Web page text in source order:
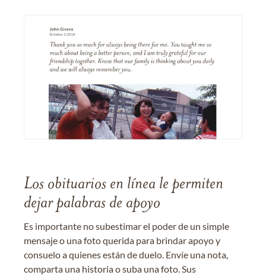
Los obituarios en línea le permiten
dejar palabras de apoyo
Es importante no subestimar el poder de un simple
mensaje o una foto querida para brindar apoyo y
consuelo a quienes están de duelo. Envíe una nota,
comparta una historia o suba una foto. Sus